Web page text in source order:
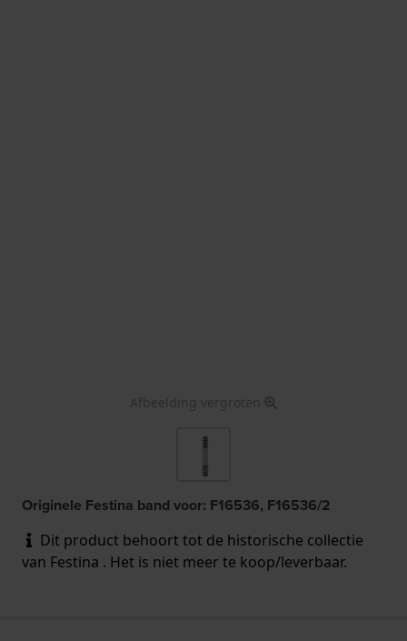
Afbeelding vergroten
Originele Festina band voor: F16536, F16536/2
Dit product behoort tot de historische collectie
van Festina . Het is niet meer te koop/leverbaar.